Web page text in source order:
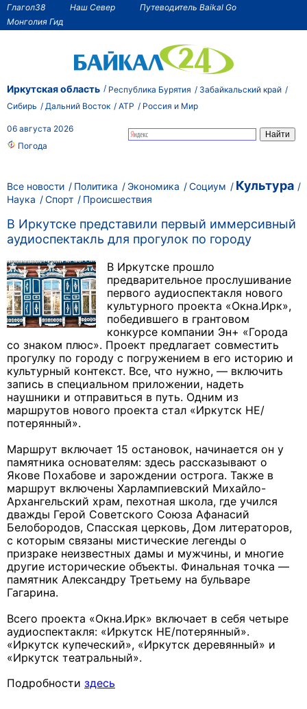
Глагол38 Наш Север
Путеводитель Baikal Go
Монголия Гид
Иркутская область Республика Бурятия
Забайкальский край
Сибирь
Дальний Восток АТР Россия и Мир
06 августа 2026
Погода
Все новости Политика Экономика Социум Культура
Наука Спорт Происшествия
В Иркутске представили первый иммерсивный
аудиоспектакль для прогулок по городу
В Иркутске прошло
предварительное прослушивание
первого аудиоспектакля нового
культурного проекта «Окна.Ирк»,
победившего в грантовом
конкурсе компании Эн+ «Города
со знаком плюс». Проект предлагает совместить
прогулку по городу с погружением в его историю и
культурный контекст. Все, что нужно, — включить
запись в специальном приложении, надеть
наушники и отправиться в путь. Одним из
маршрутов нового проекта стал «Иркутск НЕ/
потерянный».
Маршрут включает 15 остановок, начинается он у
памятника основателям: здесь рассказывают о
Якове Похабове и зарождении острога. Также в
маршрут включены Харлампиевский Михайло-
Архангельский храм, пехотная школа, где учился
дважды Герой Советского Союза Афанасий
Белобородов, Спасская церковь, Дом литераторов,
с которым связаны мистические легенды о
призраке неизвестных дамы и мужчины, и многие
другие исторические объекты. Финальная точка —
памятник Александру Третьему на бульваре
Гагарина.
Всего проекта «Окна.Ирк» включает в себя четыре
аудиоспектакля: «Иркутск НЕ/потерянный».
«Иркутск купеческий», «Иркутск деревянный» и
«Иркутск театральный».
Подробности здесь